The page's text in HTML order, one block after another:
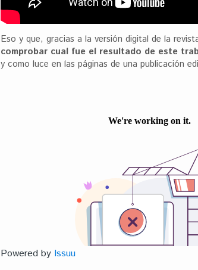
Eso y que, gracias a la versión digital de la
comprobar cual fue el resultado de este
y como luce en las páginas de una publicación
Powered by Issuu